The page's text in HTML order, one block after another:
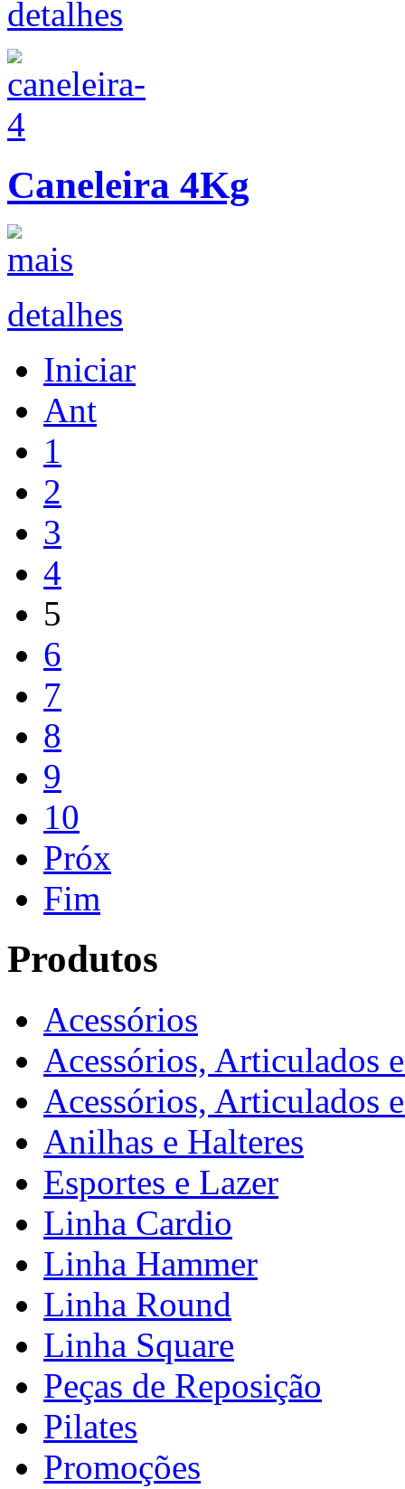
detalhes
Caneleira 4Kg
detalhes
Iniciar
Ant
1
2
3
4
5
6
7
8
9
10
Próx
Fim
Produtos
Acessórios
Acessórios, Articulados
Acessórios, Articulados
Anilhas e Halteres
Esportes e Lazer
Linha Cardio
Linha Hammer
Linha Round
Linha Square
Peças de Reposição
Pilates
Promoções